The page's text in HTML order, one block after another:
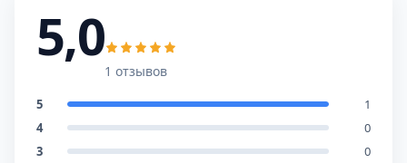
5,0
1 отзывов
5
1
4
0
3
0